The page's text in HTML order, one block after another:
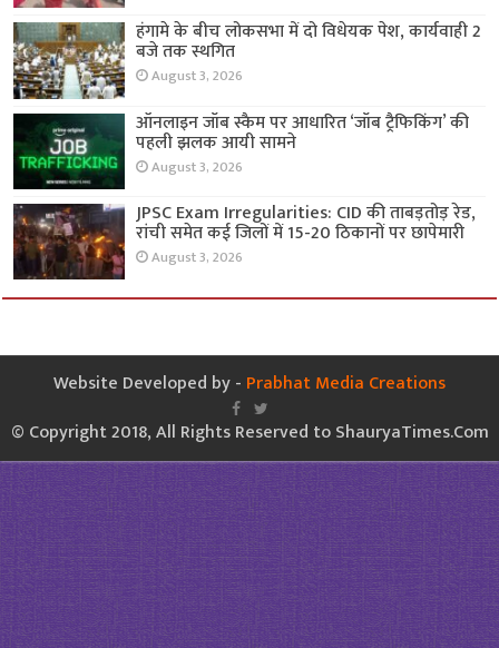
हंगामे के बीच लोकसभा में दो विधेयक पेश, कार्यवाही 2
बजे तक स्थगित
August 3, 2026
ऑनलाइन जॉब स्कैम पर आधारित ‘जॉब ट्रैफिकिंग’ की
पहली झलक आयी सामने
August 3, 2026
JPSC Exam Irregularities: CID की ताबड़तोड़ रेड,
रांची समेत कई जिलों में 15-20 ठिकानों पर छापेमारी
August 3, 2026
Website Developed by - Prabhat Media Creations
© Copyright 2018, All Rights Reserved to ShauryaTimes.Com